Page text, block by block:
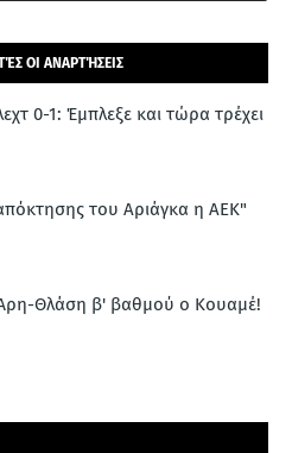
ΟΙ ΑΝΑΡΤΉΣΕΙΣ
0-1: Έμπλεξε και τώρα τρέχει
του Αριάγκα η ΑΕΚ"
Θλάση β' βαθμού ο Κουαμέ!